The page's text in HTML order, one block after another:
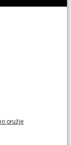
oružje